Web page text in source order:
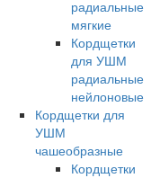
радиальные
мягкие
Кордщетки
для УШМ
радиальные
нейлоновые
Кордщетки для
УШМ
чашеобразные
Кордщетки